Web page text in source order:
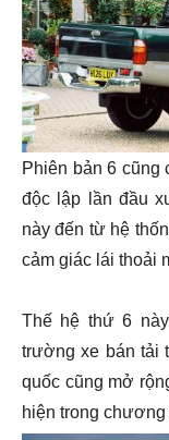
Phiên bản 6
độc lập lần đầu
này đến từ hệ
cảm giác lái thoải
Thế hệ thứ 6
trường xe bán tải
quốc cũng mở
hiện trong chương